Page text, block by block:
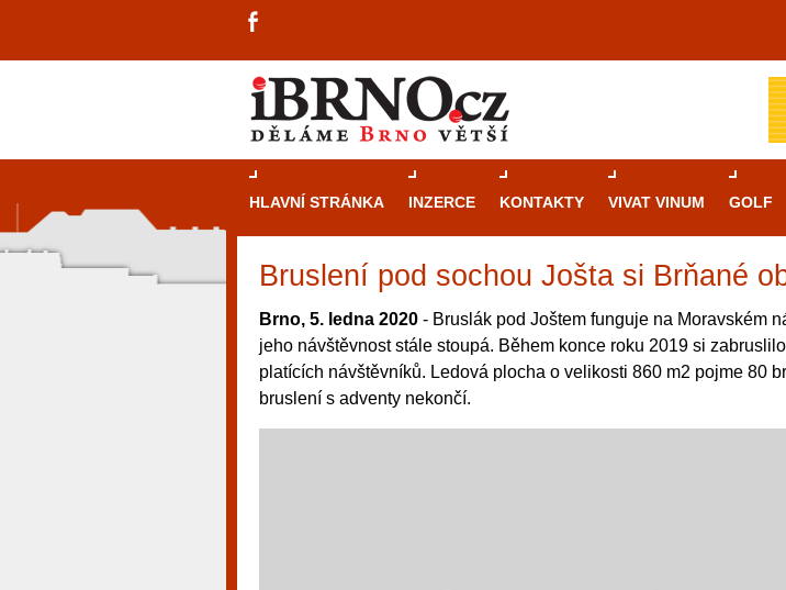
HLAVNÍ STRÁNKA INZERCE KONTAKTY VIVAT VINUM GOLF
Bruslení pod sochou Jošta si Brňané
Brno, 5. ledna 2020 - Bruslák pod Joštem funguje na Moravském
jeho návštěvnost stále stoupá. Během konce roku 2019 si
platících návštěvníků. Ledová plocha o velikosti 860 m2 pojme 80
bruslení s adventy nekončí.
Průvodcekasinovými
rulety po video automaty
Brno je městem známým pro
restaurace, divadla a univerzity.